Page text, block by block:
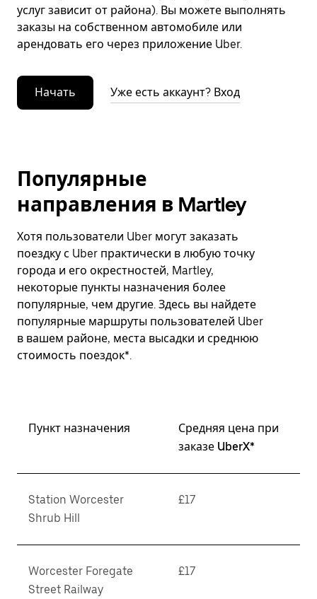
услуг зависит от района). Вы можете выполнять
заказы на собственном автомобиле или
арендовать его через приложение Uber.
Начать Уже есть аккаунт? Вход
Популярные
направления в Martley
Хотя пользователи Uber могут заказать
поездку с Uber практически в любую точку
города и его окрестностей, Martley,
некоторые пункты назначения более
популярные, чем другие. Здесь вы найдете
популярные маршруты пользователей Uber
в вашем районе, места высадки и среднюю
стоимость поездок*.
Пункт назначения
Средняя цена при
заказе UberX*
Station Worcester
Shrub Hill
£17
Worcester Foregate
Street Railway
£17